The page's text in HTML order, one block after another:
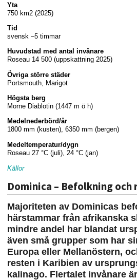
Yta
750 km2 (2025)
Tid
svensk –5 timmar
Huvudstad med antal invånare
Roseau 14 500 (uppskattning 2025)
Övriga större städer
Portsmouth, Marigot
Högsta berg
Morne Diablotin (1447 m ö h)
Medelnederbörd/år
1800 mm (kusten), 6350 mm (bergen)
Medeltemperatur/dygn
Roseau 27 °C (juli), 24 °C (jan)
Källor
Dominica – Befolkning och
Majoriteten av Dominicas
härstammar från afrikanska
mindre andel har blandat
även små grupper som har
Europa eller Mellanöstern,
resten i Karibien av
kalinago. Flertalet invånare